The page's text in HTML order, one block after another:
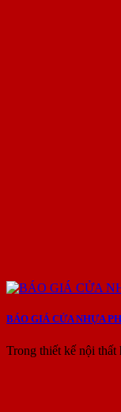
BÁO GIÁ CỬA NHỰA
Trong thiết kế nội thất